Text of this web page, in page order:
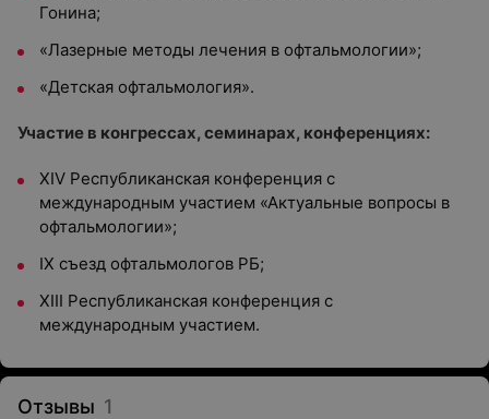
Гонина;
«Лазерные методы лечения в офтальмологии»;
«Детская офтальмология».
Участие в конгрессах, семинарах, конференциях:
XIV Республиканская конференция с
международным участием «Актуальные вопросы в
офтальмологии»;
IХ съезд офтальмологов РБ;
XIII Республиканская конференция с
международным участием.
Отзывы 1